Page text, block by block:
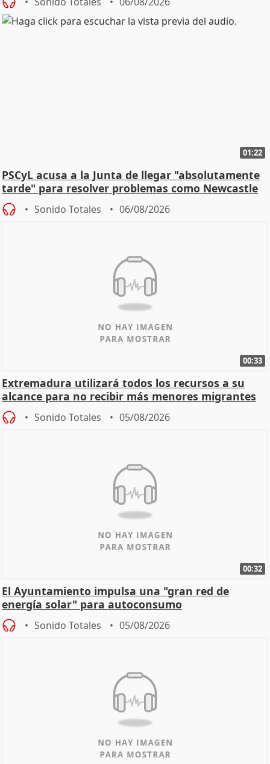
01:22
PSCyL acusa a la Junta de llegar "absolutamente
tarde" para resolver problemas como Newcastle
Sonido Totales 06/08/2026
00:33
Extremadura utilizará todos los recursos a su
alcance para no recibir más menores migrantes
Sonido Totales 05/08/2026
00:32
El Ayuntamiento impulsa una "gran red de
energía solar" para autoconsumo
Sonido Totales 05/08/2026